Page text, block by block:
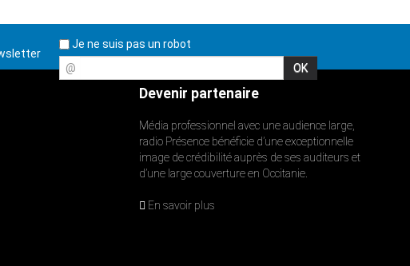
Je ne suis pas un robot
@
Devenir partenaire
Média professionnel avec une audience large,
radio Présence bénéficie d’une exceptionnelle
image de crédibilité auprès de ses auditeurs et
d’une large couverture en Occitanie.
En savoir plus